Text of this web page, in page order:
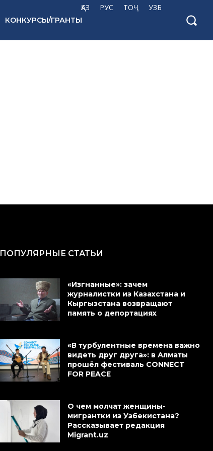
ҚАЗ РУС ТОҶ УЗБ
КОНКУРСЫ/ГРАНТЫ
ПОПУЛЯРНЫЕ СТАТЬИ
«Изгнанные»: зачем
журналистки из Казахстана и
Кыргызстана возвращают
память о депортациях
«В турбулентные времена важно
видеть друг друга»: в Алматы
прошёл фестиваль CONNECT
FOR PEACE
О чем молчат женщины-
мигрантки из Узбекистана?
Рассказывает редакция
Migrant.uz